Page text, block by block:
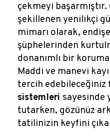
çekmeyi
şekillenen yenilikçi
mimarı olarak,
şüphelerinden
donanımlı bir
Maddi ve manevi
tercih edebileceğiniz
sistemleri sayesinde
tutarken, gözünüz
tatilinizin keyfini